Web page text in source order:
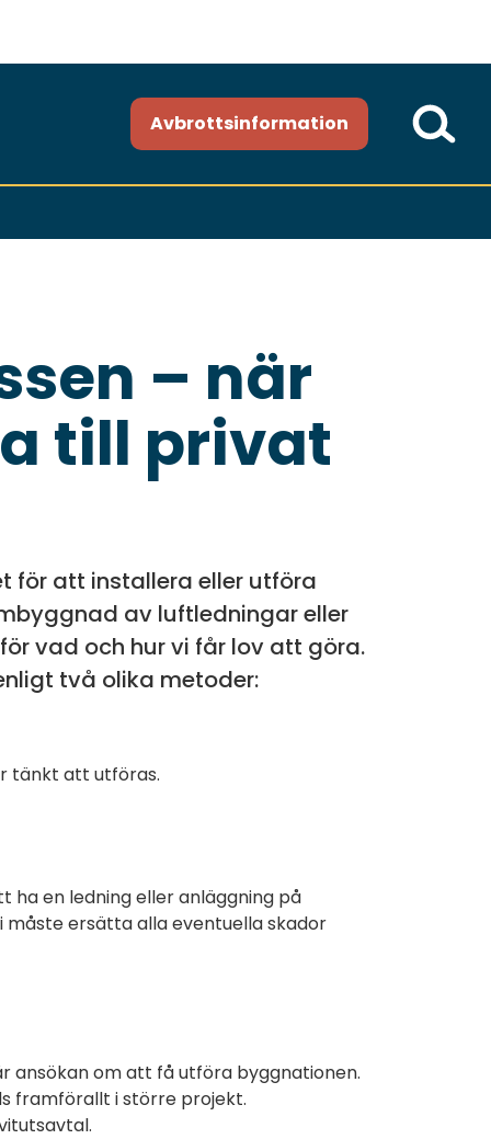
Avbrottsinformation
– när
till privat
för att installera eller utföra
av luftledningar eller
vad och hur vi får lov att göra.
två olika metoder:
tänkt att utföras.
ha en ledning eller anläggning på
ersätta alla eventuella skador
ansökan om att få utföra byggnationen.
framförallt i större projekt.